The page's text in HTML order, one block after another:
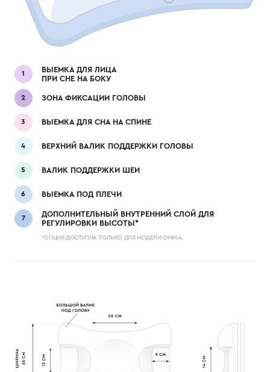
ВЫЕМКА ДЛЯ ЛИЦА
ПРИ СНЕ НА БОКУ
ЗОНА ФИКСАЦИИ ГОЛОВЫ
ВЫЕМКА ДЛЯ СНА НА СПИНЕ
ВЕРХНИЙ ВАЛИК ПОДДЕРЖКИ ГОЛОВЫ
ВАЛИК ПОДДЕРЖКИ ШЕИ
ВЫЕМКА ПОД ПЛЕЧИ
ДОПОЛНИТЕЛЬНЫЙ ВНУТРЕННИЙ СЛОЙ ДЛЯ
РЕГУЛИРОВКИ ВЫСОТЫ*
*ОПЦИЯ ДОСТУПНА ТОЛЬКО ДЛЯ МОДЕЛИ OMNIA.